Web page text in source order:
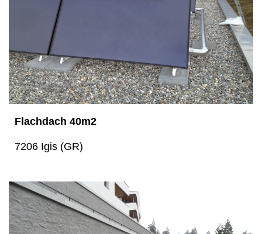
Flachdach 40m2
7206 Igis (GR)